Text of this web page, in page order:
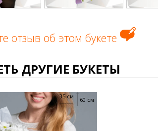
отзыв об этом букете
ДРУГИЕ БУКЕТЫ
60 см
35 см